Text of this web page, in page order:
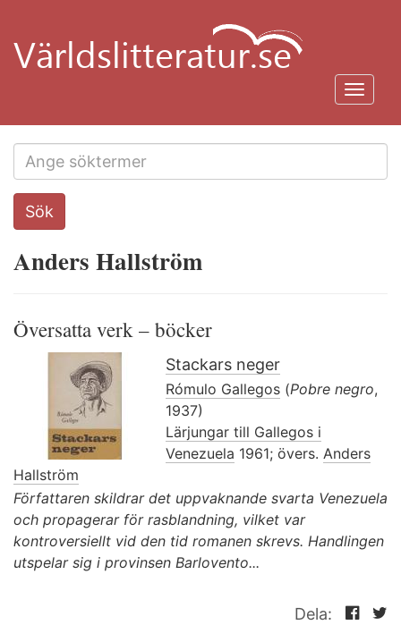
huvudinnehåll
Search
this
Sök
Anders Hallström
Översatta verk – böcker
Stackars neger
Rómulo Gallegos (Pobre negro,
1937)
Lärjungar till Gallegos i
Venezuela 1961; övers. Anders
Hallström
Författaren skildrar det uppvaknande svarta Venezuela
och propagerar för rasblandning, vilket var
kontroversiellt vid den tid romanen skrevs. Handlingen
utspelar sig i provinsen Barlovento...
Dela: